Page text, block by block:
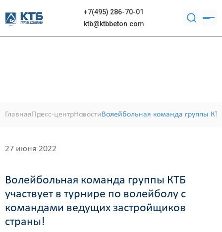
+7(495) 286-70-01
ktb@ktbbeton.com
ГлавнаяПресс-центрНовостиВолейбольная команда группы
27 июня 2022
Волейбольная команда группы КТБ
участвует в турнире по волейболу с
командами ведущих застройщиков
страны!